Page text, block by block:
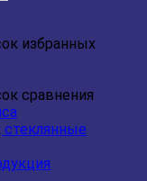
избранных
сравнения